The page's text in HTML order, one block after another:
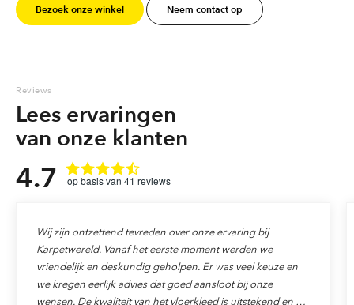
Bezoek onze winkel Neem contact op
Reviews
Lees ervaringen
van onze klanten
4.7 41 reviews
Wij zijn ontzettend tevreden over onze ervaring bij
Karpetwereld. Vanaf het eerste moment werden we
vriendelijk en deskundig geholpen. Er was veel keuze en
we kregen eerlijk advies dat goed aansloot bij onze
wensen. De kwaliteit van het vloerkleed is uitstekend en de